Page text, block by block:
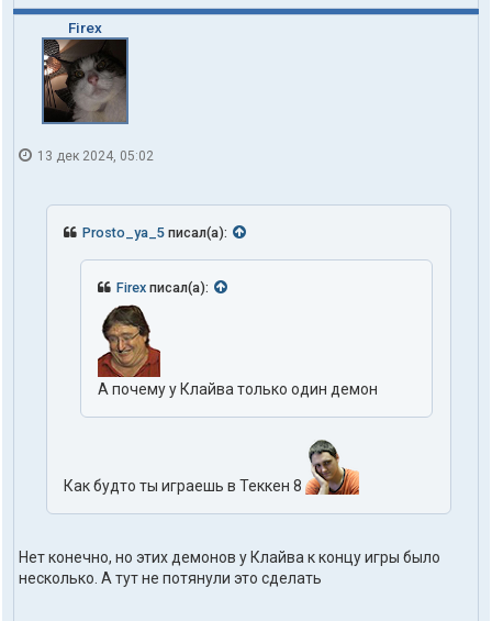
Firex
13 дек 2024, 05:02
Prosto_ya_5 писал(а):
Firex писал(а):
А почему у Клайва только один демон
Как будто ты играешь в Теккен 8
Нет конечно, но этих демонов у Клайва к концу игры было
несколько. А тут не потянули это сделать